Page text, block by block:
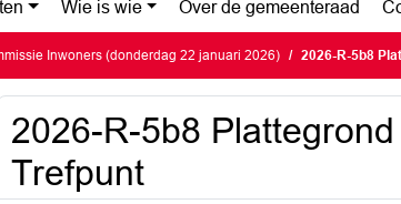
Wie is wie Over de gemeenteraad
Inwoners (donderdag 22 januari 2026) 2026-R-5b8
2026-R-5b8
Trefpunt